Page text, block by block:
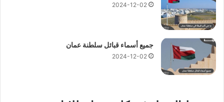
2024-12-02
جميع أسماء قبائل سلطنة عمان
2024-12-02